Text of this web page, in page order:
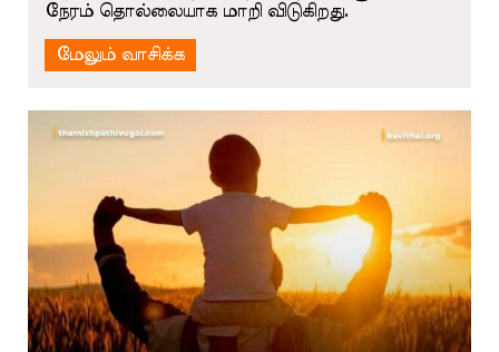
நேரம் தொல்லையாக மாறி விடுகிறது.
மேலும் வாசிக்க